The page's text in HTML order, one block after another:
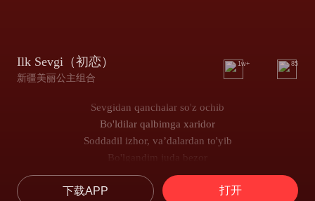
Ilk Sevgi（初恋）
新疆美丽公主组合
1w+ 85
Sevgidan qanchalar so'z ochib
Bo'ldilar qalbimga xaridor
Soddadil izhor, va’dalardan to'yib
Bo'lgandim juda bezor
Lekin men sening ko'zlaringga boqib
Ko'rdim chin sevgimni
下载APP 打开